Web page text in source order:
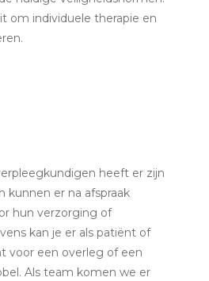
om individuele therapie en
heeft er zijn
kunnen er na afspraak
hun verzorging of
kan je er als patiënt of
voor een overleg of een
Als team komen we er